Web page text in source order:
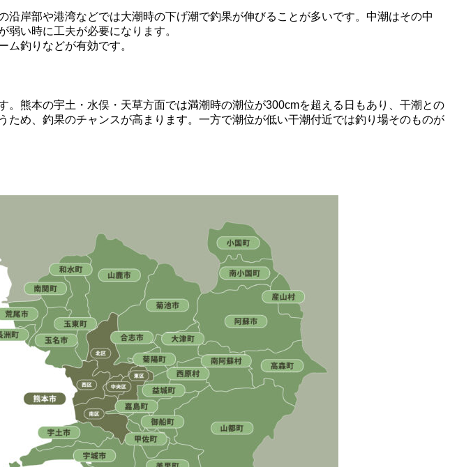
岸部や港湾などでは大潮時の下げ潮で釣果が伸びることが多いです。中潮はその中
い時に工夫が必要になります。
釣りなどが有効です。
熊本の宇土・水俣・天草方面では満潮時の潮位が300cmを超える日もあり、干潮との
め、釣果のチャンスが高まります。一方で潮位が低い干潮付近では釣り場そのものが